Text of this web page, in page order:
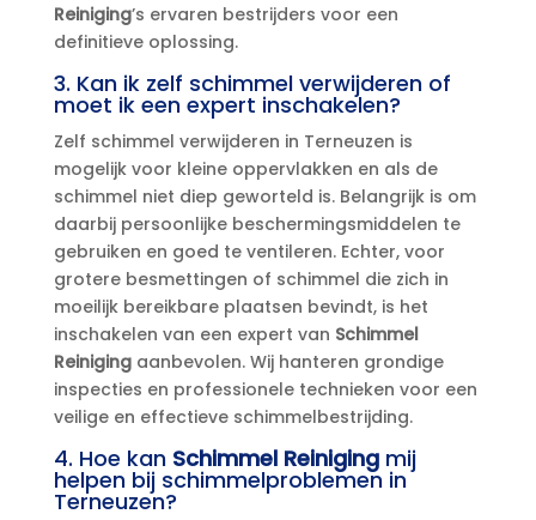
Reiniging’s ervaren bestrijders voor een
definitieve oplossing.​
3.​ Kan ik zelf schimmel verwijderen of
moet ik een expert inschakelen?
Zelf schimmel verwijderen in Terneuzen is
mogelijk voor kleine oppervlakken en als de
schimmel niet diep geworteld is.​ Belangrijk is om
daarbij persoonlijke beschermingsmiddelen te
gebruiken en goed te ventileren.​ Echter, voor
grotere besmettingen of schimmel die zich in
moeilijk bereikbare plaatsen bevindt, is het
inschakelen van een expert van Schimmel
Reinigingaanbevolen.​ Wij hanteren grondige
inspecties en professionele technieken voor een
veilige en effectieve schimmelbestrijding.​
4.​ Hoe kan Schimmel Reinigingmij
helpen bij schimmelproblemen in
Terneuzen?